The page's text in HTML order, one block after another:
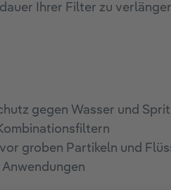
Ihrer Filter zu
gegen Wasser und
groben Partikeln und